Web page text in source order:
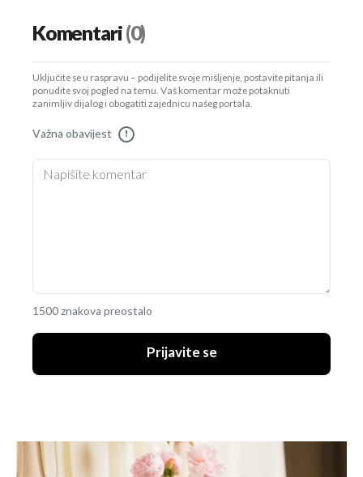
Komentari(0)
Uključite se u raspravu – podijelite svoje mišljenje, postavite pitanja ili
ponudite svoj pogled na temu. Vaš komentar može potaknuti
zanimljiv dijalog i obogatiti zajednicu našeg portala.
Važna obavijest !
1500 znakova preostalo
Prijavite se